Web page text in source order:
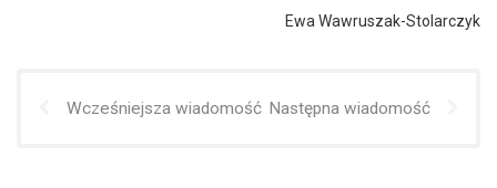
Ewa Wawruszak-Stolarczyk
Wcześniejsza wiadomość Następna wiadomość